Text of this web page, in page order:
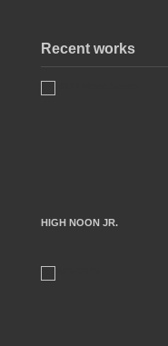
Recent works
HIGH NOON JR.